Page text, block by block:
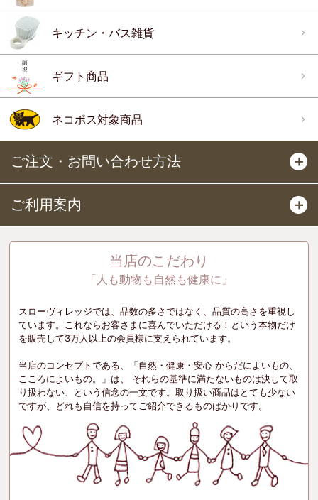
キッチン・バス雑貨
ギフト商品
ネコポス対象商品
ご注文・お問い合わせ方法 ＋
ご利用案内 ＋
当店のこだわり
「人も動物も自然も健康に」
スローヴィレッジでは、品数の多さではなく、品質の高さを重視し
ています。これならお客さまに喜んでいただける！という本物だけ
を販売して3万人以上の会員様に支えられています。
当店のコンセプトである、「自然・健康・安心 からだによいもの、
こころによいもの。」は、 それらの基準に満たないものは決して取
り扱わない、という信念の一文です。取り扱い商品はとても少ない
ですが、どれも自信を持ってご紹介できるものばかりです。